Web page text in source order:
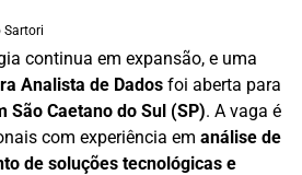
Sartori
continua em expansão, e uma
Analista de Dados foi aberta para
São Caetano do Sul (SP). A vaga é
com experiência em análise de
de soluções tecnológicas e